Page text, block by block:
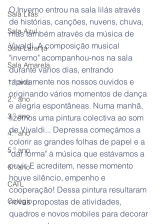
Sala Lilás
Sala Azul
Sala Laranja
Sala Amarela
1.º ano
2.º ano
3.º ano
4.º ano
5.º ano
6.º ano
CATL
Colégio
O Inverno entrou na sala lilás através
de histórias, canções, nuvens, chuva,
mas também através da música de
Vivaldi. A composição musical
"inverno" acompanhou-nos na sala
durante vários dias, entrando
rapidamente nos nossos ouvidos e
originando vários momentos de dança
e alegria espontâneas. Numa manhã,
fizemos uma pintura colectiva ao som
de Vivaldi... Depressa começámos a
colorir as grandes folhas de papel e a
"dar forma" à música que estávamos a
ouvir. E acreditem, nesse momento
houve silêncio, empenho e
cooperação! Dessa pintura resultaram
novas propostas de atividades,
quadros e novos mobiles para decorar